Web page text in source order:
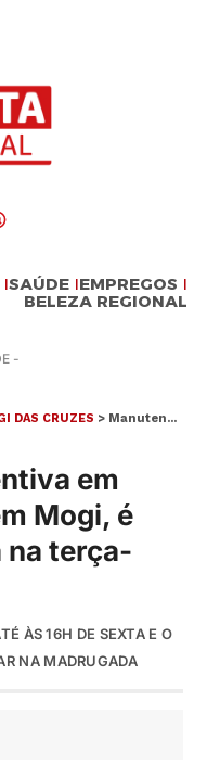
SAÚDE EMPREGOS
BELEZA REGIONAL
-
DAS CRUZES > Manutenção preventiva em poço do Barroso, em Mogi, é adiada e começará na terça-feira (25)
em
Mogi, é
na terça-
ÀS 16H DE SEXTA E O
NA MADRUGADA